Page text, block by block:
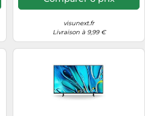
visunext.fr
Livraison à 9,99 €